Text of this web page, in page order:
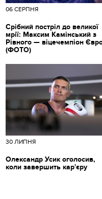
06 СЕРПНЯ
Срібний постріл до великої
мрії: Максим Камінський з
Рівного — віцечемпіон
(ФОТО)
30 ЛИПНЯ
Олександр Усик оголосив,
коли завершить кар'єру